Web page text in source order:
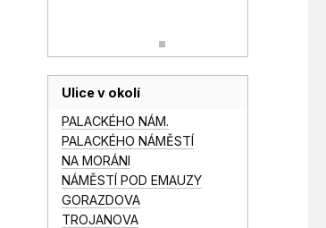
Ulice v okolí
PALACKÉHO NÁM.
PALACKÉHO NÁMĚSTÍ
NA MORÁNI
NÁMĚSTÍ POD EMAUZY
GORAZDOVA
TROJANOVA